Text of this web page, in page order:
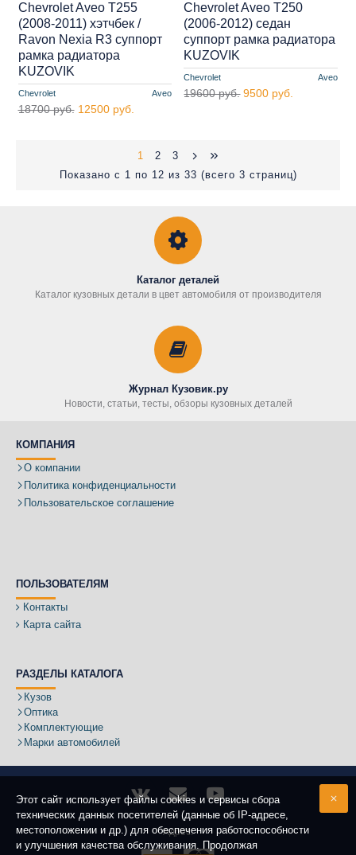
Chevrolet Aveo
Chevrolet Aveo T255
(2008-2011) хэтчбек /
Ravon Nexia R3 суппорт
рамка радиатора
KUZOVIK
18700 руб. 12500 руб.
Chevrolet Aveo
Chevrolet Aveo T250
(2006-2012) седан
суппорт рамка радиатора
KUZOVIK
19600 руб. 9500 руб.
1 2
3
Показано с 1 по 12 из 33 (всего 3 страниц)
Каталог деталей
Каталог кузовных детали в цвет автомобиля от производителя
Журнал Кузовик.ру
Новости, статьи, тесты, обзоры кузовных деталей
КОМПАНИЯ
О компании
Политика конфиденциальности
Пользовательское соглашение
ПОЛЬЗОВАТЕЛЯМ
Контакты
Карта сайта
РАЗДЕЛЫ КАТАЛОГА
Кузов
Оптика
Комплектующие
Марки автомобилей
Адрес:
Этот сайт использует файлы cookies и сервисы сбора
технических данных посетителей (данные об IP-адресе,
местоположении и др.) для обеспечения работоспособности
и улучшения качества обслуживания. Продолжая